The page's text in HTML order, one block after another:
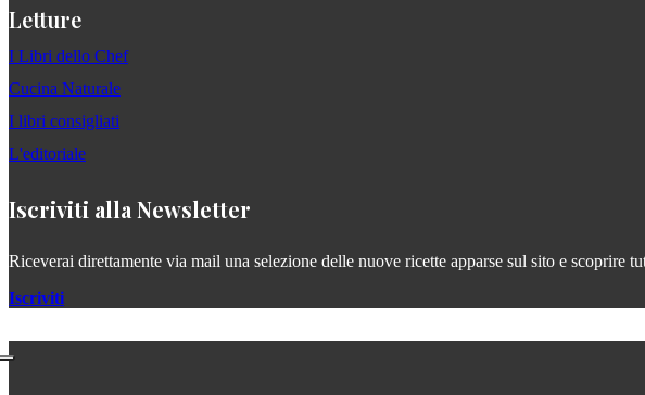
Letture
I Libri dello Chef
Cucina Naturale
I libri consigliati
L'editoriale
Iscriviti alla Newsletter
Riceverai direttamente via mail una selezione delle nuove ricette apparse sul sito e scoprire
Iscriviti